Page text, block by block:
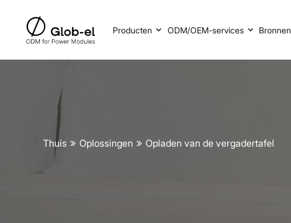
Producten ODM/OEM-services Bronnen
Thuis Oplossingen Opladen van de vergadertafel